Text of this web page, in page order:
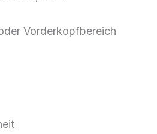
Vorderkopfbereich